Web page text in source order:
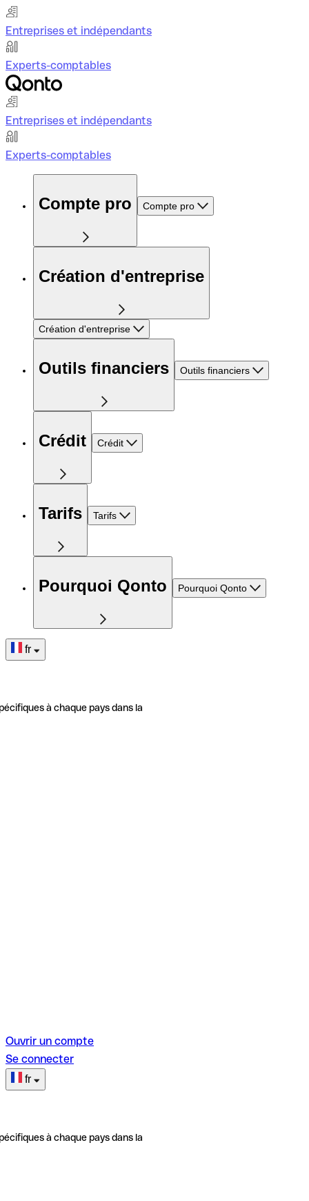
Entreprises et indépendants
Experts-comptables
Entreprises et indépendants
Experts-comptables
Compte pro Compte pro
Création d'entreprise
Création d'entreprise
Outils financiers Outils financiers
Crédit Crédit
Tarifs Tarifs
Pourquoi Qonto Pourquoi Qonto
fr
à chaque pays dans la
Ouvrir un compte
Se connecter
fr
à chaque pays dans la